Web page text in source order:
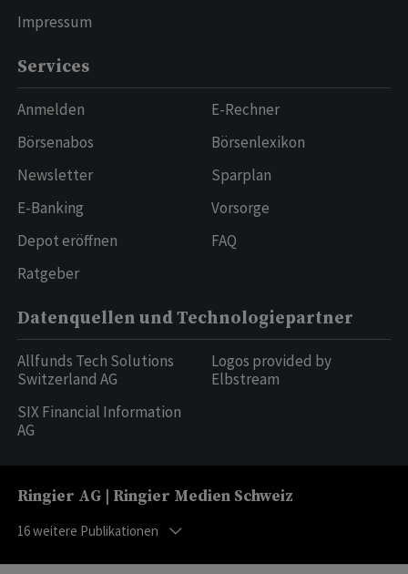
Impressum
Services
Anmelden
Börsenabos
Newsletter
E-Banking
Depot eröffnen
Ratgeber
E-Rechner
Börsenlexikon
Sparplan
Vorsorge
FAQ
Datenquellen und Technologiepartner
Allfunds Tech Solutions
Switzerland AG
SIX Financial Information
AG
Logos provided by
Elbstream
Ringier AG | Ringier Medien Schweiz
16weitere Publikationen